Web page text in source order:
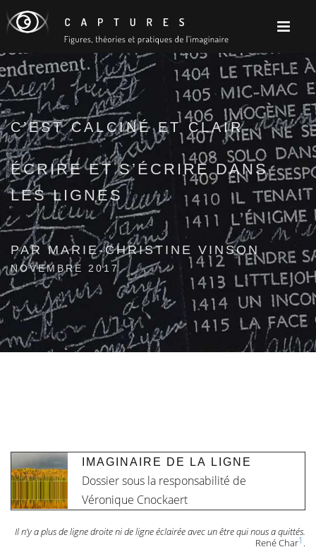
C’EST CALCINÉ ET CLAIR
ÉCRIRE ET S’ÉCRIRE DANS
LES LIGNES
PAR MARIE-CHRISTINE VINSON
NOVEMBRE 2017
IMAGINAIRE DE LA LIGNE
Dossier sous la responsabilité de
Véronique Cnockaert
Il n’y a plus de ligne droite ni de ligne éclairée avec un être qui nous a quittés.
René Char1 .